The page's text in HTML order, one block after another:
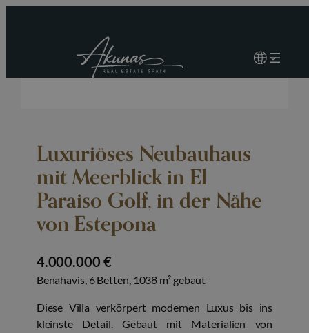
Luxuriöses Neubauhaus
mit Meerblick in El
Paraiso Golf, in der Nähe
von Estepona
4.000.000 €
Benahavis, 6 Betten, 1038 m² gebaut
Diese Villa verkörpert modernen Luxus bis ins
kleinste Detail. Gebaut mit Materialien von